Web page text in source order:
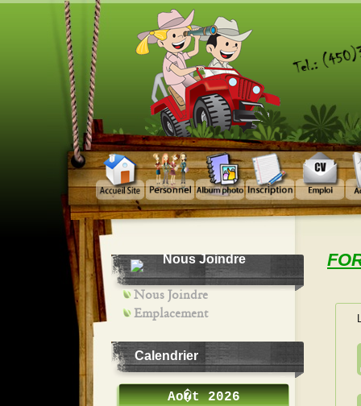
Nous Joindre
Nous Joindre
Emplacement
Calendrier
Ao�t 2026